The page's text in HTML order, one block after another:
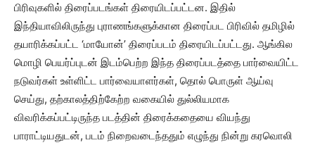
பிரிவுகளில் திரைப்படங்கள் திரையிடப்பட்டன. இதில்
இந்தியாவிலிருந்து புராணங்களுக்கான திரைப்பட பிரிவில் தமிழில்
தயாரிக்கப்பட்ட ‘மாயோன்’ திரைப்படம் திரையிடப்பட்டது. ஆங்கில
மொழி பெயர்ப்புடன் இடம்பெற்ற இந்த திரைப்படத்தை பார்வையிட்ட
நடுவர்கள் உள்ளிட்ட பார்வையாளர்கள், தொல் பொருள் ஆய்வு
செய்து, தற்காலத்திற்கேற்ற வகையில் துல்லியமாக
விவரிக்கப்பட்டிருந்த படத்தின் திரைக்கதையை வியந்து
பாராட்டியதுடன், படம் நிறைவடைந்ததும் எழுந்து நின்று கரவொலி